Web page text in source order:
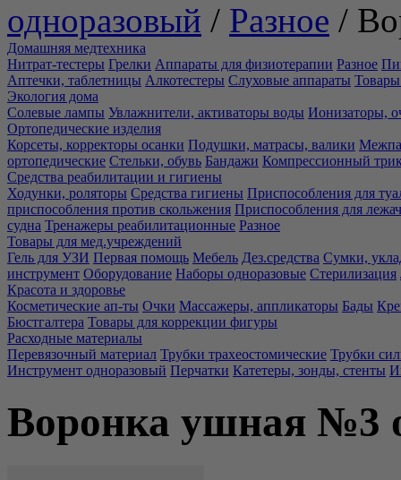
одноразовый / Разное /
Домашняя медтехника
Нитрат-тестеры Грелки Аппараты для физиотерапии Разное
Аптечки, таблетницы Алкотестеры Слуховые аппараты Товары
Экология дома
Солевые лампы Увлажнители, активаторы воды Ионизаторы,
Ортопедические изделия
Корсеты, корректоры осанки Подушки, матрасы, валики
ортопедические Стельки, обувь Бандажи Компрессионный
Средства реабилитации и гигиены
Ходунки, роляторы Средства гигиены Приспособления для
приспособления против скольжения Приспособления для
судна Тренажеры реабилитационные Разное
Товары для мед.учреждений
Гель для УЗИ Первая помощь Мебель Дез.средства Сумки,
инструмент Оборудование Наборы одноразовые Стерилизация
Красота и здоровье
Косметические ап-ты Очки Массажеры, аппликаторы Бады
Бюстгалтера Товары для коррекции фигуры
Расходные материалы
Перевязочный материал Трубки трахеостомические Трубки
Инструмент одноразовый Перчатки Катетеры, зонды, стенты
Воронка ушная №3